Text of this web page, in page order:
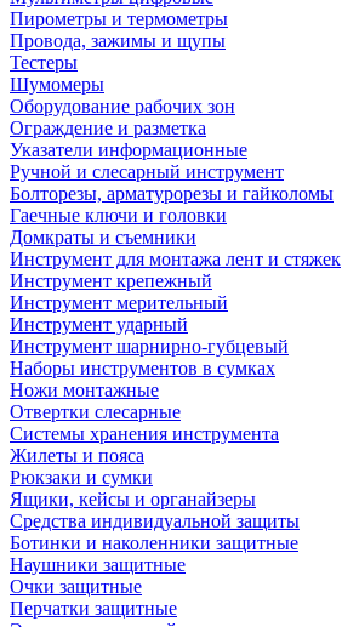
Пирометры и термометры
Провода, зажимы и щупы
Тестеры
Шумомеры
Оборудование рабочих зон
Ограждение и разметка
Указатели информационные
Ручной и слесарный инструмент
Болторезы, арматурорезы и гайколомы
Гаечные ключи и головки
Домкраты и съемники
Инструмент для монтажа лент и стяжек
Инструмент крепежный
Инструмент мерительный
Инструмент ударный
Инструмент шарнирно-губцевый
Наборы инструментов в сумках
Ножи монтажные
Отвертки слесарные
Системы хранения инструмента
Жилеты и пояса
Рюкзаки и сумки
Ящики, кейсы и органайзеры
Средства индивидуальной защиты
Ботинки и наколенники защитные
Наушники защитные
Очки защитные
Перчатки защитные